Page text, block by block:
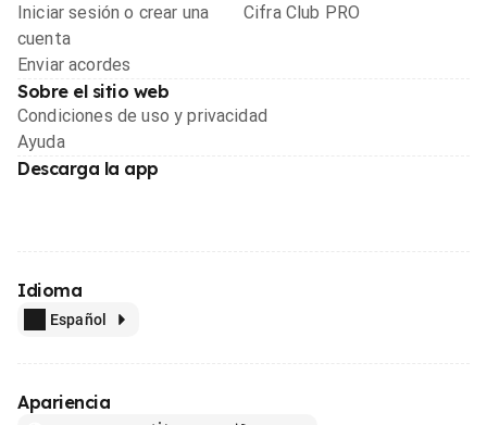
Iniciar sesión o crear una
cuenta
Enviar acordes
Cifra Club PRO
Sobre el sitio web
Condiciones de uso y privacidad
Ayuda
Descarga la app
Idioma
Español
Apariencia